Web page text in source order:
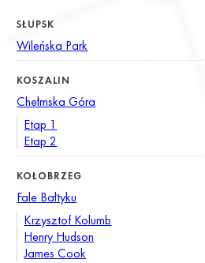
SŁUPSK
Wileńska Park
KOSZALIN
Chełmska Góra
Etap 1
Etap 2
KOŁOBRZEG
Fale Bałtyku
Krzysztof Kolumb
Henry Hudson
James Cook